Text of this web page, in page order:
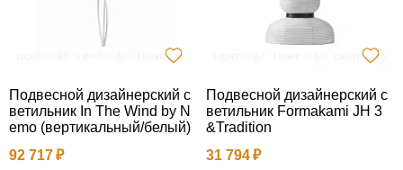
Подвесной дизайнерский с
ветильник In The Wind by N
emo (вертикальный/белый)
92 717
Подвесной дизайнерский с
ветильник Formakami JH 3
&Tradition
31 794